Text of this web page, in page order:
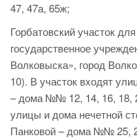
47, 47а, 65ж;
Горбатовский участок
государственное
Волковыска», город
10). В участок входят
– дома №№ 12, 14, 16, 18,
улицы и дома нечетной
Панковой – дома №№ 25,